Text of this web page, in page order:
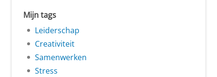
Mijn tags
Leiderschap
Creativiteit
Samenwerken
Stress